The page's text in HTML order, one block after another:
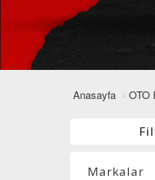
Anasayfa OTO
Markalar